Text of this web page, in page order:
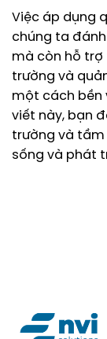
Việc áp dụng
chúng ta
mà còn hỗ
trường và
một cách bền
viết này, bạn
trường và
sống và phát